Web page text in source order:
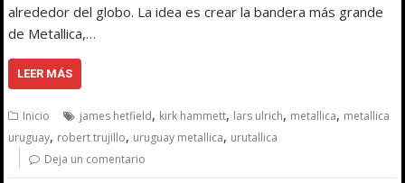
alrededor del globo. La idea es crear la bandera más grande
de Metallica,…
LEER MÁS
Inicio james hetfield, kirk hammett, lars ulrich, metallica, metallica
uruguay, robert trujillo, uruguay metallica, urutallica
Deja un comentario